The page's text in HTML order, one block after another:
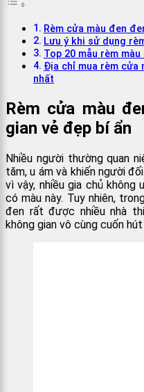
Rèm cửa màu đen
Lưu ý khi sử dụng
Top 20 mẫu rèm
Địa chỉ mua rèm cửa
nhất
Rèm cửa màu
gian vẻ đẹp bí ẩn
Nhiều người thường quan
tăm, u ám và khiến người
vì vậy, nhiều gia chủ
có màu này. Tuy nhiên,
đen rất được nhiều nhà
không gian vô cùng cuốn